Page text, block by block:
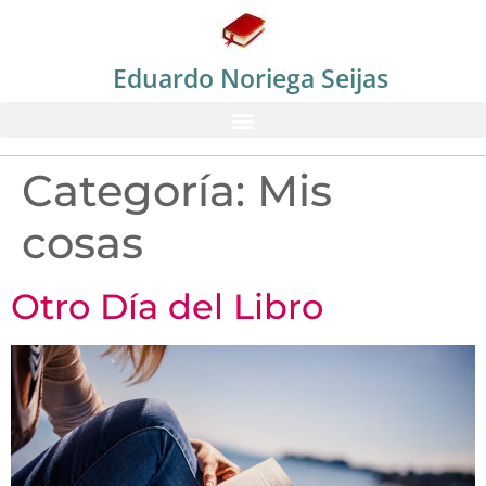
Eduardo Noriega Seijas
Categoría: Mis
cosas
Otro Día del Libro